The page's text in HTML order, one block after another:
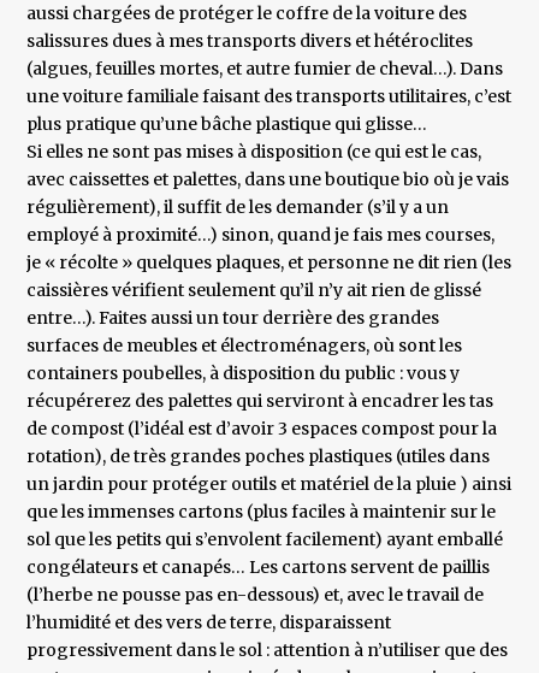
aussi chargées de protéger le coffre de la voiture des
salissures dues à mes transports divers et hétéroclites
(algues, feuilles mortes, et autre fumier de cheval…). Dans
une voiture familiale faisant des transports utilitaires, c’est
plus pratique qu’une bâche plastique qui glisse…
Si elles ne sont pas mises à disposition (ce qui est le cas,
avec caissettes et palettes, dans une boutique bio où je vais
régulièrement), il suffit de les demander (s’il y a un
employé à proximité…) sinon, quand je fais mes courses,
je « récolte » quelques plaques, et personne ne dit rien (les
caissières vérifient seulement qu’il n’y ait rien de glissé
entre…). Faites aussi un tour derrière des grandes
surfaces de meubles et électroménagers, où sont les
containers poubelles, à disposition du public : vous y
récupérerez des palettes qui serviront à encadrer les tas
de compost (l’idéal est d’avoir 3 espaces compost pour la
rotation), de très grandes poches plastiques (utiles dans
un jardin pour protéger outils et matériel de la pluie ) ainsi
que les immenses cartons (plus faciles à maintenir sur le
sol que les petits qui s’envolent facilement) ayant emballé
congélateurs et canapés… Les cartons servent de paillis
(l’herbe ne pousse pas en-dessous) et, avec le travail de
l’humidité et des vers de terre, disparaissent
progressivement dans le sol : attention à n’utiliser que des